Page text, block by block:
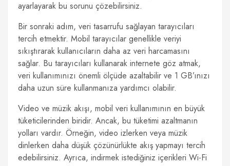
ayarlayarak bu sorunu çözebilirsiniz.
Bir sonraki adım, veri tasarrufu sağlayan tarayıcıları
tercih etmektir. Mobil tarayıcılar genellikle veriyi
sıkıştırarak kullanıcıların daha az veri harcamasını
sağlar. Bu tarayıcıları kullanarak internete göz atmak,
veri kullanımınızı önemli ölçüde azaltabilir ve 1 GB’ınızı
daha uzun süre kullanmanıza yardımcı olabilir.
Video ve müzik akışı, mobil veri kullanımının en büyük
tüketicilerinden biridir. Ancak, bu tüketimi azaltmanın
yolları vardır. Örneğin, video izlerken veya müzik
dinlerken daha düşük çözünürlükte akış yapmayı tercih
edebilirsiniz. Ayrıca, indirmek istediğiniz içerikleri Wi-Fi